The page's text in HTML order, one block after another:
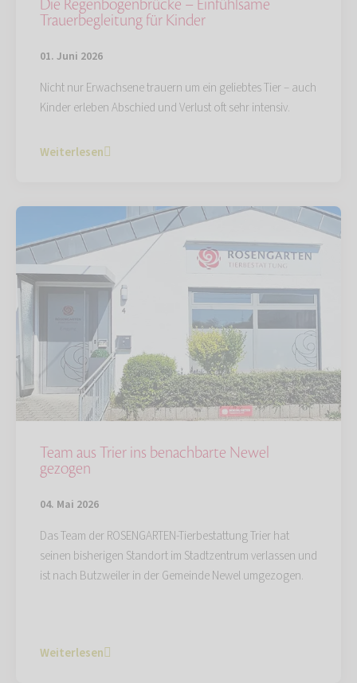
Die Regenbogenbrücke – Einfühlsame
Trauerbegleitung für Kinder
01. Juni 2026
Nicht nur Erwachsene trauern um ein geliebtes Tier – auch
Kinder erleben Abschied und Verlust oft sehr intensiv.
Weiterlesen
Team aus Trier ins benachbarte Newel
gezogen
04. Mai 2026
Das Team der ROSENGARTEN-Tierbestattung Trier hat
seinen bisherigen Standort im Stadtzentrum verlassen und
ist nach Butzweiler in der Gemeinde Newel umgezogen.
Weiterlesen